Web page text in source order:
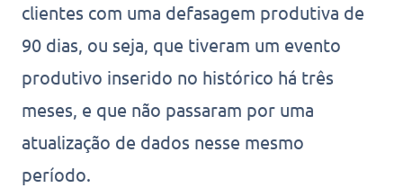
clientes com uma defasagem produtiva de
90 dias, ou seja, que tiveram um evento
produtivo inserido no histórico há três
meses, e que não passaram por uma
atualização de dados nesse mesmo
período.